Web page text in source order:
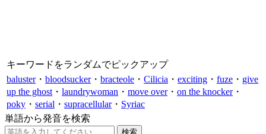
キーワードをランダムでピックアップ
baluster・ bloodsucker・ bracteole ・ Cilicia ・ exciting ・ fuze ・ give
up the ghost ・ laundrywoman ・ move over・ on the knocker・
poky ・ serial ・ supracellular・ Syriac
単語から発音を検索